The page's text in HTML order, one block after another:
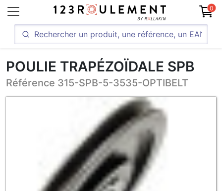
0
POULIE TRAPÉZOÏDALE SPB
Référence 315-SPB-5-3535-OPTIBELT